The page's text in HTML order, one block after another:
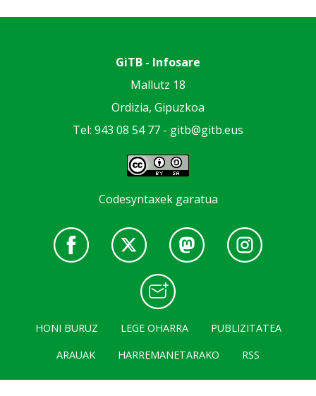
GiTB - Infosare
Mallutz 18
Ordizia, Gipuzkoa
Tel: 943 08 54 77 - gitb@gitb.eus
Codesyntaxek garatua
HONI BURUZ LEGE OHARRA
PUBLIZITATEA
ARAUAK
HARREMANETARAKO RSS